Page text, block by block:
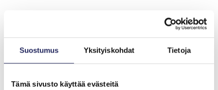
Suostumus Yksityiskohdat Tietoja
Tämä sivusto käyttää evästeitä
0 €